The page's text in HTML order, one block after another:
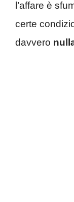
l’affare è
certe
davvero